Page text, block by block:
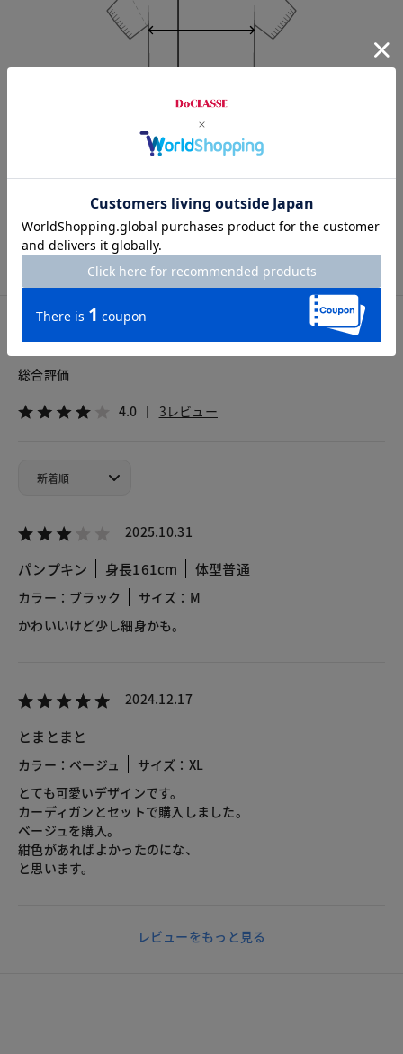
S M L XL
カスタマーレビュー
総合評価
4.0 3レビュー
2025.10.31
パンプキン 身長161cm 体型普通
カラー：ブラック
サイズ：M
かわいいけど少し細身かも。
2024.12.17
とまとまと
カラー：ベージュ
サイズ：XL
とても可愛いデザインです。
カーディガンとセットで購入しました。
ベージュを購入。
紺色があればよかったのにな、
と思います。
レビューをもっと見る